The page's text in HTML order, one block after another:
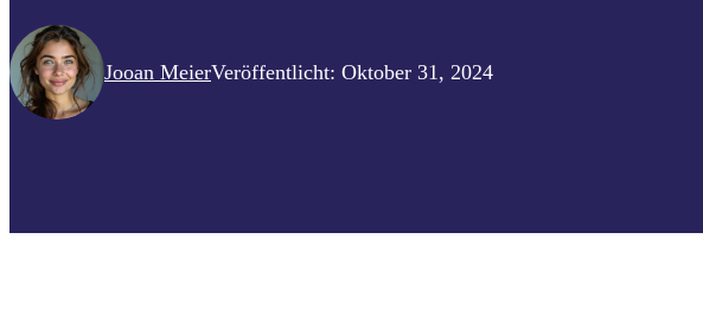
Jooan MeierVeröffentlicht: Oktober 31, 2024